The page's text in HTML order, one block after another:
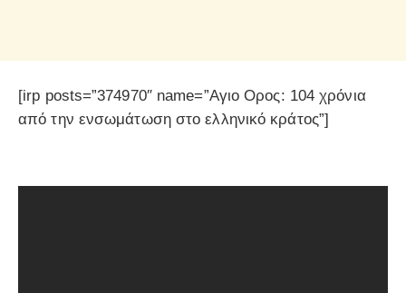
[irp posts=”374970″ name=”Αγιο Ορος: 104 χρόνια
από την ενσωμάτωση στο ελληνικό κράτος”]